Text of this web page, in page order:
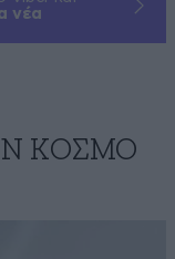
νέα
ΚΟΣΜΟ